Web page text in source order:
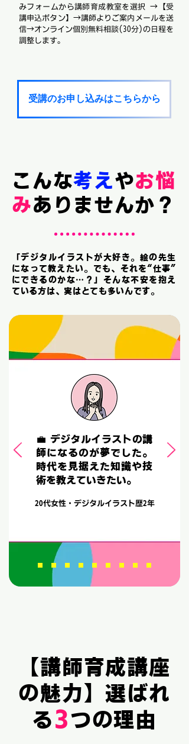
みフォームから講師育成教室を選択 →【受
講申込ボタン】→講師よりご案内メールを送
信→オンライン個別無料相談(30分)の日程を
調整します。
受講のお申し込みはこちらから
こんな考えやお悩
みありませんか？
「デジタルイラストが大好き。絵の先生
になって教えたい。でも、それを“仕事”
にできるのかな…？」そんな不安を抱え
ている方は、実はとても多いんです。
💼 デジタルイラストの講
師になるのが夢でした。
時代を見据えた知識や技
術を教えていきたい。
20代女性・デジタルイラスト歴2年
【講師育成講座
の魅力】選ばれ
る 3つの理由